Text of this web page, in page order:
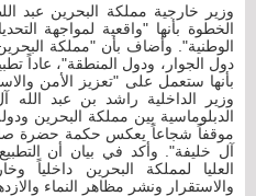
وزير خارجية مملكة البحرين عبد
الخطوة بأنها "واقعية لمواجهة
الوطنية". وأضاف بأن "مملكة
دول الجوار، ودول المنطقة"، عاداً
بأنها ستعمل على "تعزيز الأمن
وزير الداخلية راشد بن عبد الله
الدبلوماسية بين مملكة البحرين
موقفاً شجاعاً يعكس حكمة حضرة
آل خليفة". وأكد في بيان أن
العليا لمملكة البحرين داخلياً
والاستقرار ونشر مظاهر النماء